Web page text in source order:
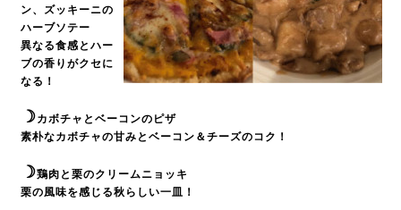
ン、ズッキーニの
ハーブソテー
異なる食感とハー
ブの香りがクセに
なる！
☽カボチャとベーコンのピザ
素朴なカボチャの甘みとベーコン＆チーズのコク！
☽鶏肉と栗のクリームニョッキ
栗の風味を感じる秋らしい一皿！